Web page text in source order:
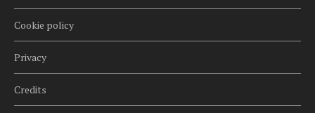
Cookie policy
Privacy
Credits